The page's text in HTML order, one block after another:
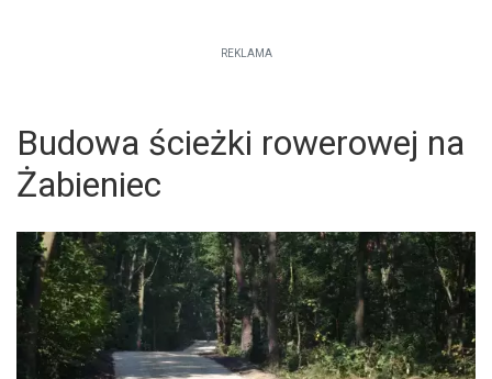
REKLAMA
Budowa ścieżki rowerowej na
Żabieniec